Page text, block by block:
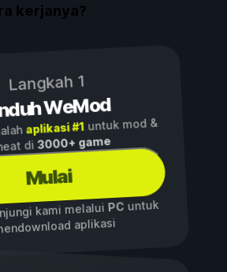
kerjanya?
Langkah 1
WeMod
aplikasi #1untuk mod &
di3000+ game
Mulai
kami melalui PCuntuk
aplikasi